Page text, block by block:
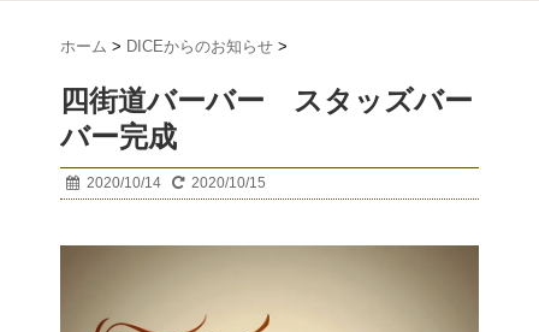
ホーム > DICEからのお知らせ >
四街道バーバー スタッズバー
バー完成
2020/10/14 2020/10/15